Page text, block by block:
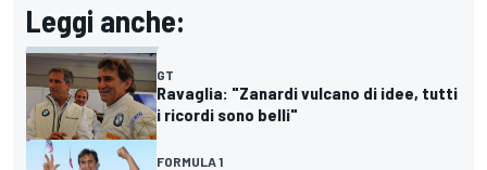
Leggi anche:
GT
Ravaglia: "Zanardi vulcano di idee, tutti
i ricordi sono belli"
FORMULA 1